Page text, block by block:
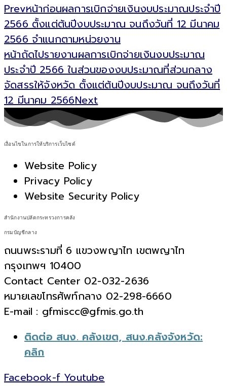
Prevหน้าก่อนผลการเบิกจ่ายเงินงบประมาณประจำปี
2566 ตั้งแต่ต้นปีงบประมาณ จนถึงวันที่ 12 มีนาคม
2566 จำแนกตามหน่วยงาน
หน้าถัดไปรายงานผลการเบิกจ่ายเงินงบประมาณ
ประจำปี 2566 ในส่วนของงบประมาณที่ส่วนกลาง
จัดสรรให้จังหวัด ตั้งแต่ต้นปีงบประมาณ จนถึงวันที่
12 มีนาคม 2566Next
เงื่อนไขในการให้บริการเว็บไซต์
Website Policy
Privacy Policy
Website Security Policy
สำนักงานปลัดกระทรวงการคลัง
กรมบัญชีกลาง
ถนนพระรามที่ 6 แขวงพญาไท เขตพญาไท
กรุงเทพฯ 10400
Contact Center 02-032-2636
หมายเลขโทรศัพท์กลาง 02-298-6660
E-mail : gfmiscc@gfmis.go.th
ติดต่อ สนง. คลังเขต, สนง.คลังจังหวัด:
คลิก
Facebook-f Youtube